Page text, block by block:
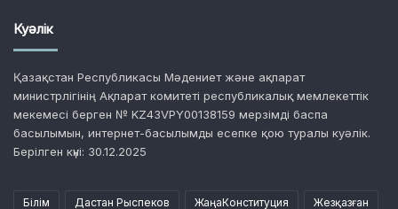
Куәлік
Қазақстан Республикасы Мәдениет және ақпарат
министрлігінің Ақпарат комитеті республикалық мемлекеттік
мекемесі берген № KZ43VPY00138159 мерзімді баспа
басылымын, интернет-басылымды есепке қою туралы куәлік.
Берілген күні: 30.12.2025
Білім Дастан Рыспеков ЖаңаКонституция Жезқазған